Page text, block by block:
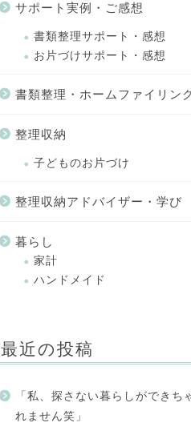
サポート実例・ご感想
書類整理サポート・感想
お片づけサポート・感想
書類整理・ホームファイリン
整理収納
子どものお片づけ
整理収納アドバイザー・学び
暮らし
家計
ハンドメイド
最近の投稿
「私、探さない暮らしができち
れません笑」